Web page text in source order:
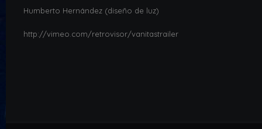
Humberto Hernández (diseño de luz)
http://vimeo.com/retrovisor/vanitastrailer